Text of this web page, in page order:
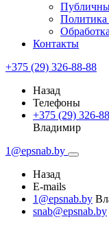
Политика
Контакты
+375 (29) 326-88-88
Назад
Телефоны
+375 (29) 326-
Владимир
1@epsnab.by
Назад
E-mails
1@epsnab.by
snab@epsnab.by